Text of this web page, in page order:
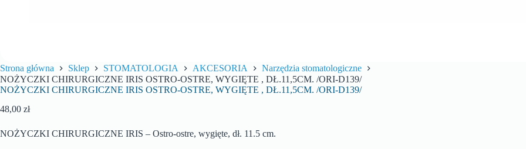
Strona główna Sklep STOMATOLOGIA AKCESORIA
Narzędzia stomatologiczne
NOŻYCZKI CHIRURGICZNE IRIS OSTRO-OSTRE, WYGIĘTE , DŁ.11,5CM. /ORI-D139/
NOŻYCZKI CHIRURGICZNE IRIS OSTRO-OSTRE, WYGIĘTE , DŁ.11,5CM. /ORI-D139/
48,00 zł
NOŻYCZKI CHIRURGICZNE IRIS – Ostro-ostre, wygięte, dł. 11.5 cm.